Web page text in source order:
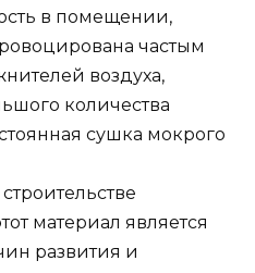
в помещении,
частым
воздуха,
количества
сушка мокрого
материал является
развития и